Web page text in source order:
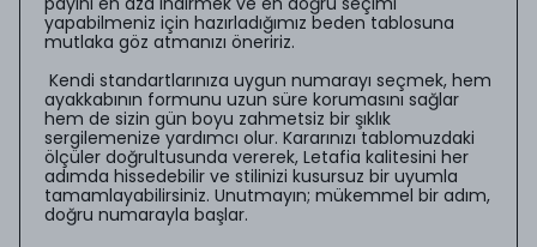
yapabilmeniz için hazırladığımız beden tablosuna
mutlaka göz atmanızı öneririz.
Kendi standartlarınıza uygun numarayı seçmek, hem
ayakkabının formunu uzun süre korumasını sağlar
hem de sizin gün boyu zahmetsiz bir şıklık
sergilemenize yardımcı olur. Kararınızı tablomuzdaki
ölçüler doğrultusunda vererek, Letafia kalitesini her
adımda hissedebilir ve stilinizi kusursuz bir uyumla
tamamlayabilirsiniz. Unutmayın; mükemmel bir adım,
doğru numarayla başlar.